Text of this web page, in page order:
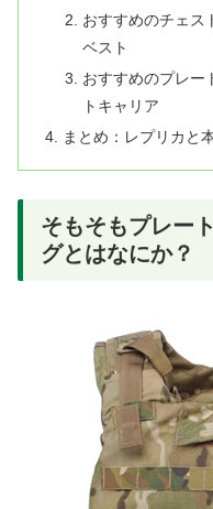
おすすめのチェス
ベスト
おすすめのプレー
トキャリア
まとめ：レプリカと
そもそもプレー
グとはなにか？